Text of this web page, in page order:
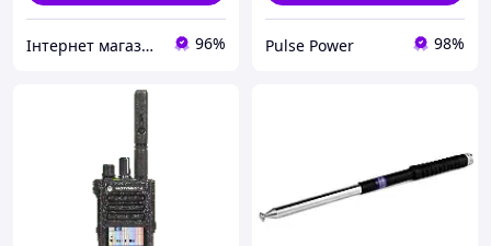
Інтернет магазин Store7 96% Pulse Power 98%